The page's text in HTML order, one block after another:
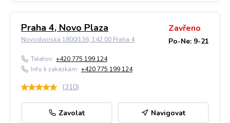
Praha 4, Novo Plaza
Novodvorská 1800/136, 142 00 Praha 4
Zavřeno
Po-Ne: 9-21
Telefon: +420 775 199 124
Info k zakázkám: +420 775 199 124
(310)
Zavolat Navigovat